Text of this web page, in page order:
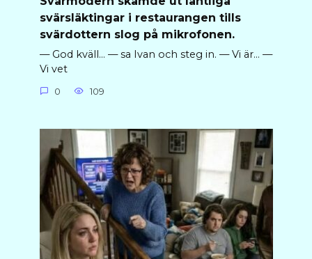
svärsläktingar i restaurangen tills
svärdottern slog på mikrofonen.
— God kväll… — sa Ivan och steg in. — Vi är… —
Vi vet
0 109